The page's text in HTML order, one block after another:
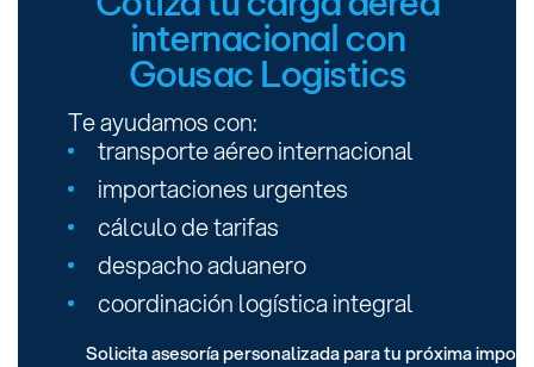
internacional con
Gousac Logistics
Te ayudamos con:
transporte aéreo internacional
importaciones urgentes
cálculo de tarifas
despacho aduanero
coordinación logística integral
Solicita asesoría personalizada para tu próxima